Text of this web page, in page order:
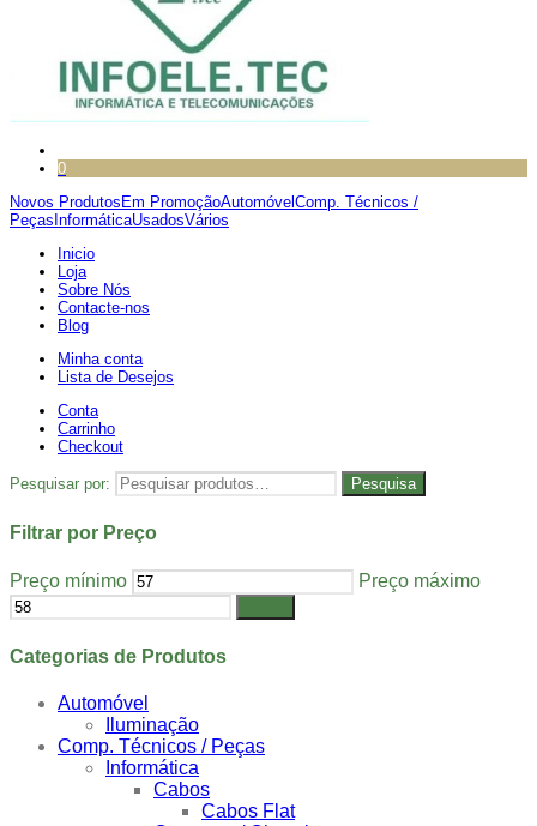
0
Novos Produtos Em PromoçãoAutomóvel Comp. Técnicos /
Peças InformáticaUsadosVários
Inicio
Loja
Sobre Nós
Contacte-nos
Blog
Minha conta
Lista de Desejos
Conta
Carrinho
Checkout
Pesquisar por: Pesquisa
Filtrar por Preço
Preço mínimo Preço máximo
Categorias de Produtos
Automóvel
Iluminação
Comp. Técnicos / Peças
Informática
Cabos
Cabos Flat